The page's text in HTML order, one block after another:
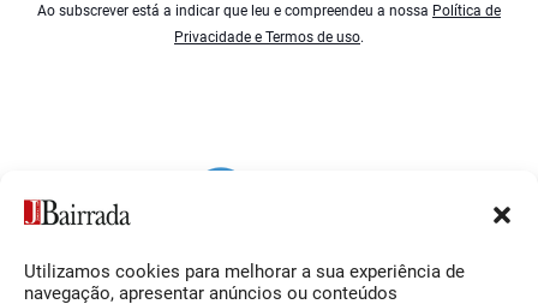
Utilizamos cookies para melhorar a sua experiência de
navegação, apresentar anúncios ou conteúdos
Ao subscrever está a indicar que leu e compreendeu a nossa Política de
Privacidade e Termos de uso.
Siga-nos O Jornal da Bairrada